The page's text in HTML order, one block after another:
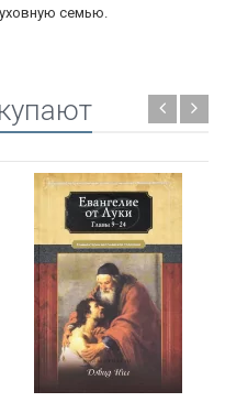
семью.